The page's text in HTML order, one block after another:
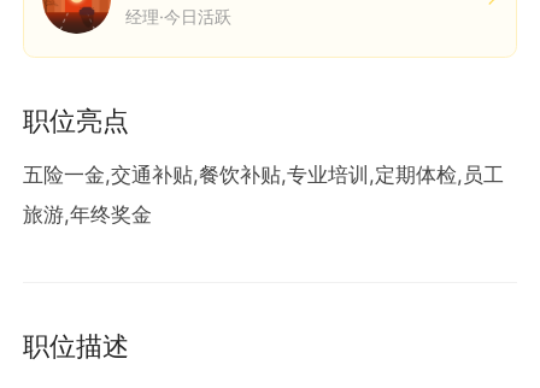
经理·今日活跃
职位亮点
五险一金,交通补贴,餐饮补贴,专业培训,定期体检,员工
旅游,年终奖金
职位描述